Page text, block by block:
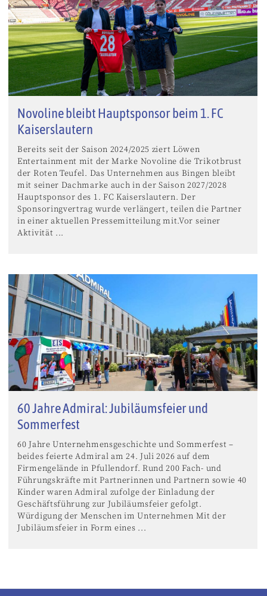
Novoline bleibt Hauptsponsor beim 1. FC
Kaiserslautern
Bereits seit der Saison 2024/2025 ziert Löwen
Entertainment mit der Marke Novoline die Trikotbrust
der Roten Teufel. Das Unternehmen aus Bingen bleibt
mit seiner Dachmarke auch in der Saison 2027/2028
Hauptsponsor des 1. FC Kaiserslautern. Der
Sponsoringvertrag wurde verlängert, teilen die Partner
in einer aktuellen Pressemitteilung mit.Vor seiner
Aktivität ...
60 Jahre Admiral: Jubiläumsfeier und
Sommerfest
60 Jahre Unternehmensgeschichte und Sommerfest –
beides feierte Admiral am 24. Juli 2026 auf dem
Firmengelände in Pfullendorf. Rund 200 Fach- und
Führungskräfte mit Partnerinnen und Partnern sowie 40
Kinder waren Admiral zufolge der Einladung der
Geschäftsführung zur Jubiläumsfeier gefolgt.
Würdigung der Menschen im Unternehmen Mit der
Jubiläumsfeier in Form eines ...